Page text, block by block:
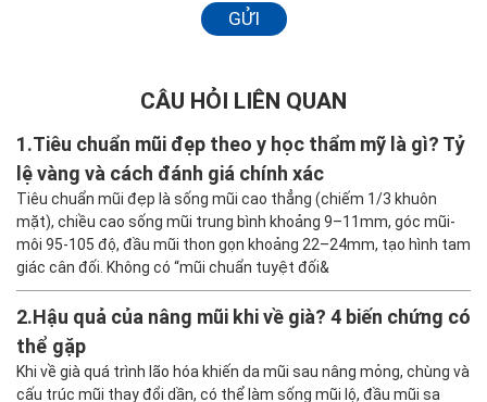
GỬI
CÂU HỎI LIÊN QUAN
1.Tiêu chuẩn mũi đẹp theo y học thẩm mỹ là gì? Tỷ
lệ vàng và cách đánh giá chính xác
Tiêu chuẩn mũi đẹp là sống mũi cao thẳng (chiếm 1/3 khuôn
mặt), chiều cao sống mũi trung bình khoảng 9–11mm, góc mũi-
môi 95-105 độ, đầu mũi thon gọn khoảng 22–24mm, tạo hình tam
giác cân đối. Không có “mũi chuẩn tuyệt đối&
2.Hậu quả của nâng mũi khi về già? 4 biến chứng có
thể gặp
Khi về già quá trình lão hóa khiến da mũi sau nâng mỏng, chùng và
cấu trúc mũi thay đổi dần, có thể làm sống mũi lộ, đầu mũi sa